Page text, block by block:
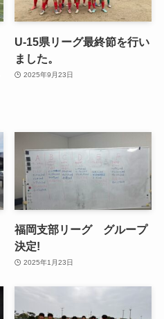
U-15県リーグ最終節を行い
ました。
2025年9月23日
福岡支部リーグ グループ
決定!
2025年1月23日